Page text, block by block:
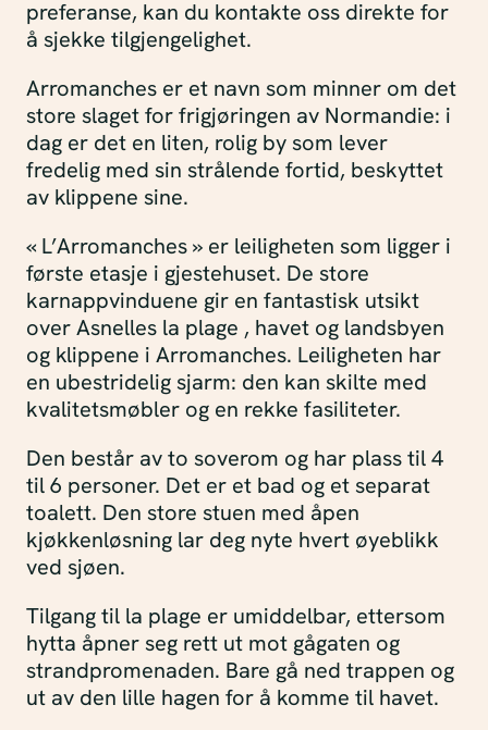
preferanse, kan du kontakte oss direkte for
å sjekke tilgjengelighet.
Arromanches er et navn som minner om det
store slaget for frigjøringen av Normandie: i
dag er det en liten, rolig by som lever
fredelig med sin strålende fortid, beskyttet
av klippene sine.
« L’Arromanches » er leiligheten som ligger i
første etasje i gjestehuset. De store
karnappvinduene gir en fantastisk utsikt
over Asnelles la plage , havet og landsbyen
og klippene i Arromanches. Leiligheten har
en ubestridelig sjarm: den kan skilte med
kvalitetsmøbler og en rekke fasiliteter.
Den består av to soverom og har plass til 4
til 6 personer. Det er et bad og et separat
toalett. Den store stuen med åpen
kjøkkenløsning lar deg nyte hvert øyeblikk
ved sjøen.
Tilgang til la plage er umiddelbar, ettersom
hytta åpner seg rett ut mot gågaten og
strandpromenaden. Bare gå ned trappen og
ut av den lille hagen for å komme til havet.